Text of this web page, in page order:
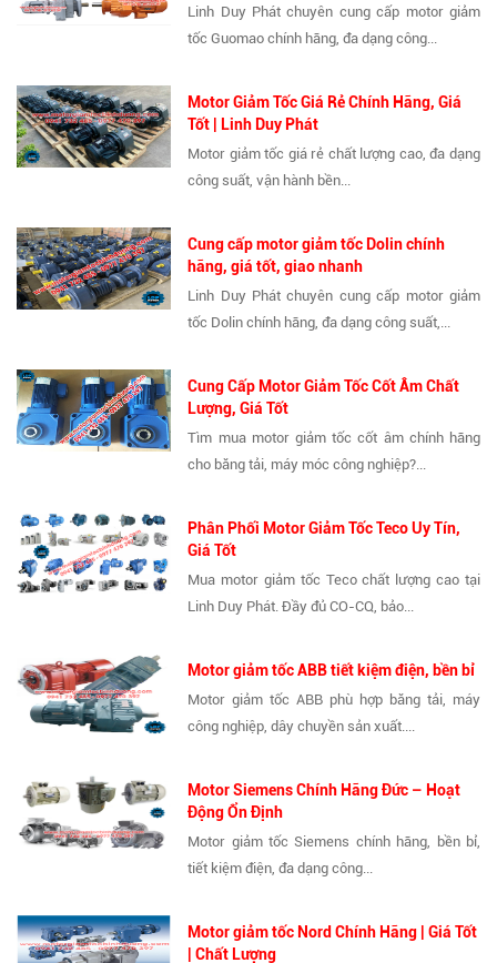
Linh Duy Phát chuyên cung cấp motor giảm
tốc Guomao chính hãng, đa dạng công...
Motor Giảm Tốc Giá Rẻ Chính Hãng, Giá
Tốt | Linh Duy Phát
Motor giảm tốc giá rẻ chất lượng cao, đa dạng
công suất, vận hành bền...
Cung cấp motor giảm tốc Dolin chính
hãng, giá tốt, giao nhanh
Linh Duy Phát chuyên cung cấp motor giảm
tốc Dolin chính hãng, đa dạng công suất,...
Cung Cấp Motor Giảm Tốc Cốt Âm Chất
Lượng, Giá Tốt
Tìm mua motor giảm tốc cốt âm chính hãng
cho băng tải, máy móc công nghiệp?...
Phân Phối Motor Giảm Tốc Teco Uy Tín,
Giá Tốt
Mua motor giảm tốc Teco chất lượng cao tại
Linh Duy Phát. Đầy đủ CO-CQ, bảo...
Motor giảm tốc ABB tiết kiệm điện, bền bỉ
Motor giảm tốc ABB phù hợp băng tải, máy
công nghiệp, dây chuyền sản xuất....
Motor Siemens Chính Hãng Đức – Hoạt
Động Ổn Định
Motor giảm tốc Siemens chính hãng, bền bỉ,
tiết kiệm điện, đa dạng công...
Motor giảm tốc Nord Chính Hãng | Giá Tốt
| Chất Lượng